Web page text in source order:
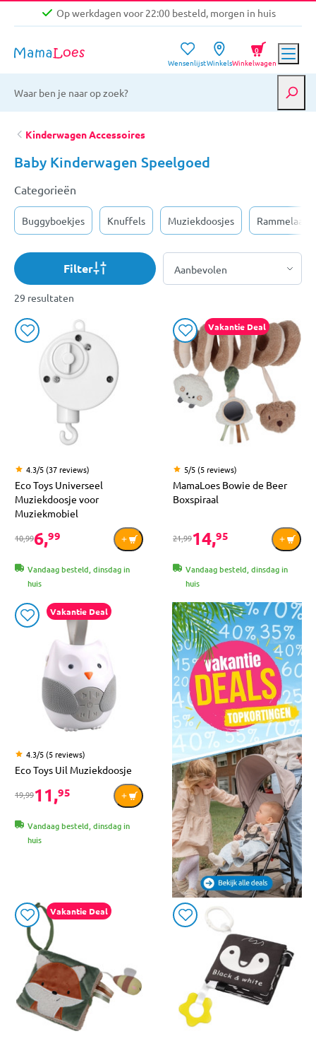
Op werkdagen voor 22:00 besteld, morgen in huis
Gratis verzending vanaf €39,-
Op werkdagen voor 22:00 besteld, morgen in huis
WensenlijstWinkelsWinkelwagen
0
Kinderwagen Accessoires
Baby Kinderwagen Speelgoed
Categorieën
Buggyboekjes Knuffels Muziekdoosjes Rammelaars
Filter
29 resultaten
4.3/5 (37 reviews)
Eco Toys Universeel
Muziekdoosje voor
Muziekmobiel
10,996,99
Vandaag besteld, dinsdag in
huis
Vakantie Deal
5/5 (5 reviews)
MamaLoes Bowie de Beer
Boxspiraal
21,9914,95
Vandaag besteld, dinsdag in
huis
Vakantie Deal
4.3/5 (5 reviews)
Eco Toys Uil Muziekdoosje
19,9911,95
Vandaag besteld, dinsdag in
huis
Vakantie Deal